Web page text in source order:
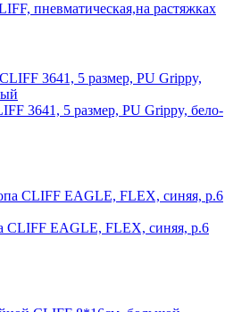
пневматическая,на растяжках
3641, 5 размер, PU Grippy, бело-
CLIFF EAGLE, FLEX, синяя, р.6